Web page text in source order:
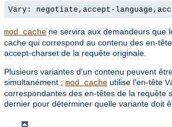
Vary: negotiate,accept-
mod_cache ne servira aux demandeurs que
cache qui correspond au contenu des en-
accept-charset de la requête originale.
Plusieurs variantes d'un contenu peuvent
simultanément ; mod_cache utilise l'en-tête
correspondantes des en-têtes de la requête
dernier pour déterminer quelle variante doit